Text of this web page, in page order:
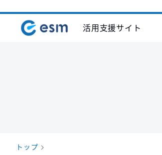
活用支援サイト
トップ